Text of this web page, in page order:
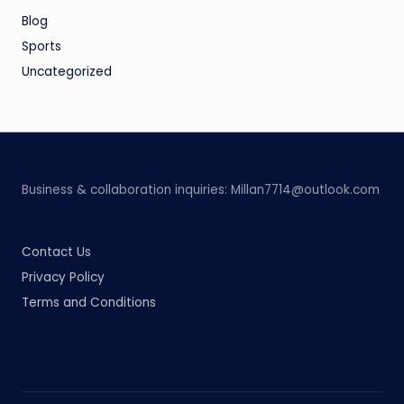
Blog
Sports
Uncategorized
Business & collaboration inquiries: Millan7714@outlook.com
Contact Us
Privacy Policy
Terms and Conditions